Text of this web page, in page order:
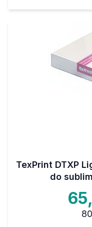
TexPrint DTXP
do